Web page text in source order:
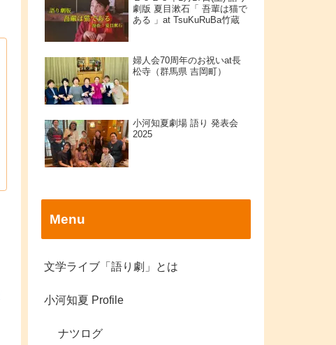
劇版 夏目漱石「 吾輩は猫で
ある 」at TsuKuRuBa竹蔵
婦人会70周年のお祝いat長
松寺（群馬県 吉岡町）
小河知夏劇場 語り 発表会
2025
Menu
文学ライブ「語り劇」とは
小河知夏 Profile
ナツログ